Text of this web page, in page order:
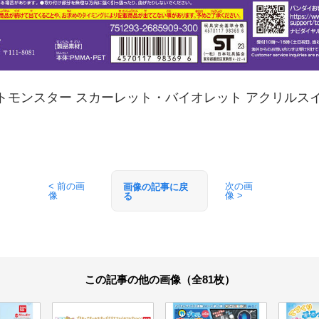
モンスター スカーレット・バイオレット アクリルス
< 前の画
像
画像の記事に戻
る
次の画
像 >
この記事の他の画像（全81枚）